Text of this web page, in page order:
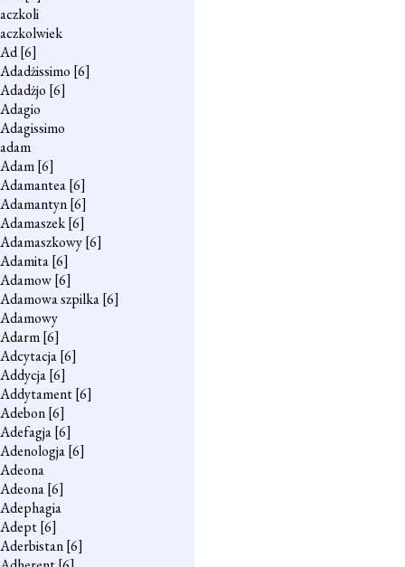
aczkoli
aczkolwiek
Ad[6]
Adadżissimo [6]
Adadżjo [6]
Adagio
Adagissimo
adam
Adam[6]
Adamantea[6]
Adamantyn[6]
Adamaszek[6]
Adamaszkowy[6]
Adamita[6]
Adamow[6]
Adamowa szpilka[6]
Adamowy
Adarm[6]
Adcytacja[6]
Addycja[6]
Addytament[6]
Adebon[6]
Adefagja[6]
Adenologja[6]
Adeona
Adeona[6]
Adephagia
Adept[6]
Aderbistan[6]